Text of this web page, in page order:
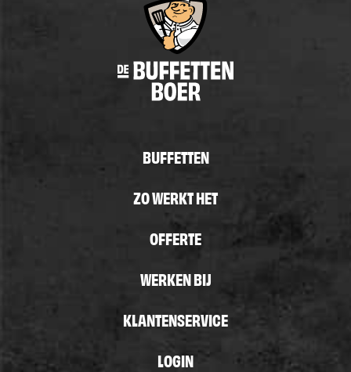
BUFFETTEN
ZO WERKT HET
OFFERTE
WERKEN BIJ
KLANTENSERVICE
LOGIN